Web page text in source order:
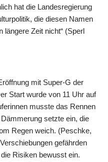
hat die Landesregierung
die diesen Namen
längere Zeit nicht“ (Sperl
mit Super-G der
Start wurde von 11 Uhr auf
musste das Rennen
setzte ein, die
Regen weich. (Peschke,
gefährden
Risiken bewusst ein.